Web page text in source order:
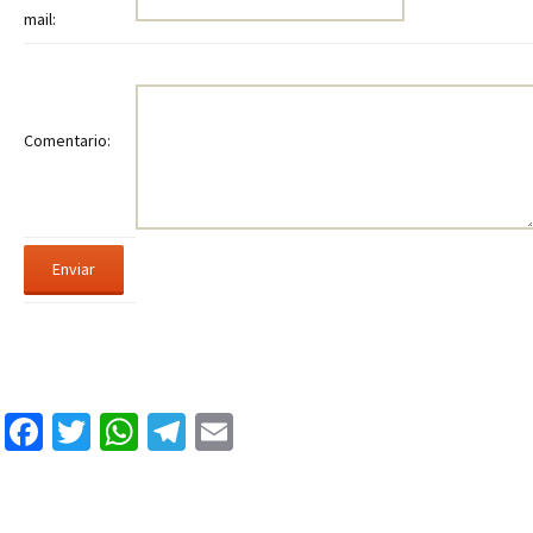
mail:
Comentario:
Facebook
Twitter
WhatsApp
Telegram